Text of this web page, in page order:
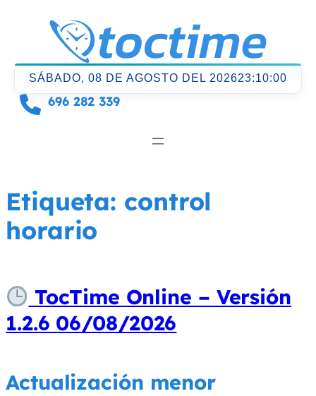
contenido
SÁBADO, 08 DE AGOSTO DEL 202623:10:01
696 282 339
Etiqueta: control
horario
TocTime Online – Versión
1.2.6 06/08/2026
Actualización menor